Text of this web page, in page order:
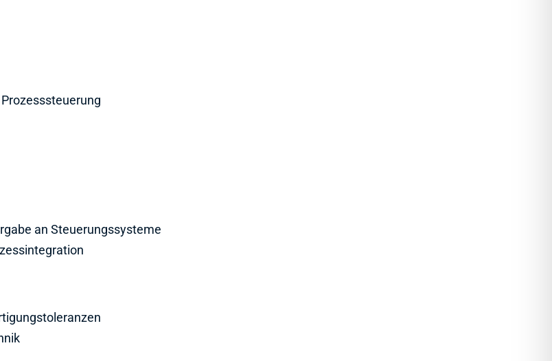
an Steuerungssysteme